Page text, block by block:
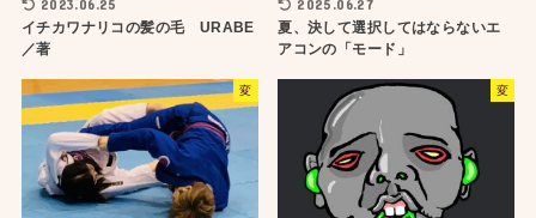
2023.06.25
イチカワナリコの髪の毛 URABE
／著
2025.06.27
夏、決して選択してはならないエ
アコンの「モード」
変 変